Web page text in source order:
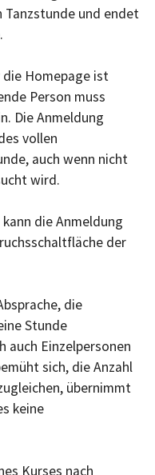
und endet
die Homepage ist
Person muss
Die Anmeldung
vollen
auch wenn nicht
wird.
die Anmeldung
der
die
Stunde
auch Einzelpersonen
sich, die Anzahl
übernimmt
keine
Kurses nach